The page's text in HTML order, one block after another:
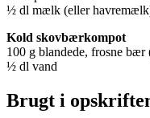
½ dl mælk (eller
Kold skovbærkompot
100 g blandede, frosne
½ dl vand
Brugt i